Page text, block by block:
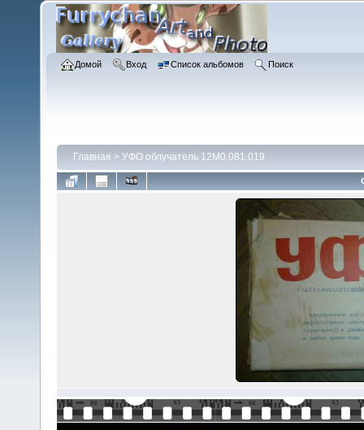
Домой Вход Список альбомов Поиск
Главная > УФО облучатель 12М0.081.019